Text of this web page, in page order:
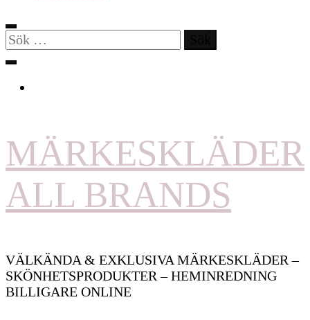
Sök
efter:
MÄRKESKLÄDER
ALL BRANDS
VÄLKÄNDA & EXKLUSIVA MÄRKESKLÄDER –
SKÖNHETSPRODUKTER – HEMINREDNING
BILLIGARE ONLINE